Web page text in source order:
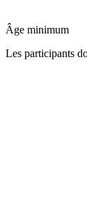
Âge minimum
Les participants